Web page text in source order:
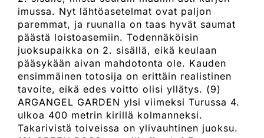
imussa. Nyt lähtöasetelmat ovat paljon
paremmat, ja ruunalla on taas hyvät saumat
päästä loistoasemiin. Todennäköisin
juoksupaikka on 2. sisällä, eikä keulaan
pääsykään aivan mahdotonta ole. Kauden
ensimmäinen totosija on erittäin realistinen
tavoite, eikä edes voitto olisi yllätys. (9)
ARGANGEL GARDEN ylsi viimeksi Turussa 4.
ulkoa 400 metrin kirillä kolmanneksi.
Takarivistä toiveissa on ylivauhtinen juoksu.